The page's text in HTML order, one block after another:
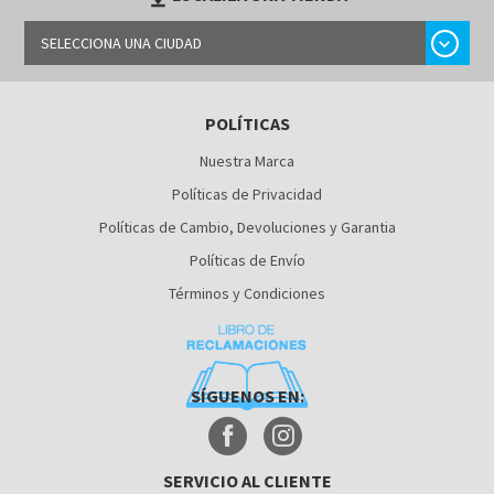
SELECCIONA UNA CIUDAD chevron_right
LIMA
POLÍTICAS
Nuestra Marca
Políticas de Privacidad
Políticas de Cambio, Devoluciones y Garantia
Políticas de Envío
Términos y Condiciones
SÍGUENOS EN:
SERVICIO AL CLIENTE